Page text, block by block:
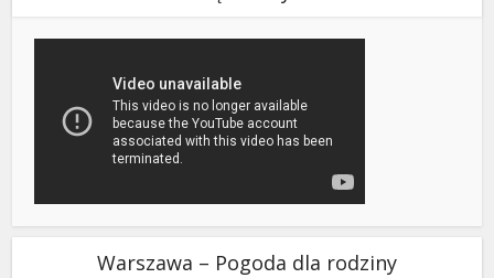
Warszawa – Pogoda dla rodziny